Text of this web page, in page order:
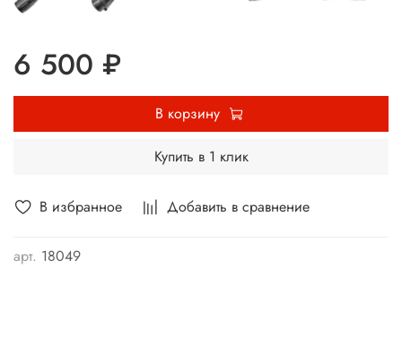
В избранное Добавить в сравнение
арт. 18049
6 500 ₽
В корзину
Купить в 1 клик